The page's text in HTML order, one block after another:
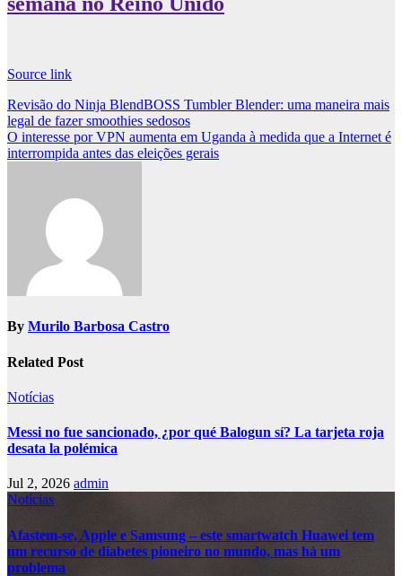
Source link
Post
navigation
Revisão do Ninja BlendBOSS Tumbler Blender: uma maneira mais
legal de fazer smoothies sedosos
O interesse por VPN aumenta em Uganda à medida que a Internet é
interrompida antes das eleições gerais
By Murilo Barbosa Castro
Related Post
Notícias
Messi no fue sancionado, ¿por qué Balogun sí? La tarjeta roja
desata la polémica
Jul 2, 2026 admin
Notícias
Afastem-se, Apple e Samsung – este smartwatch Huawei tem
um recurso de diabetes pioneiro no mundo, mas há um
problema